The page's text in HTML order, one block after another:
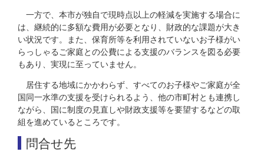
一方で、本市が独自で現時点以上の軽減を実施する場合に
は、継続的に多額な費用が必要となり、財政的な課題が大き
い状況です。また、保育所等を利用されていないお子様がい
らっしゃるご家庭との公費による支援のバランスを図る必要
もあり、実現に至っていません。
居住する地域にかかわらず、すべてのお子様やご家庭が全
国同一水準の支援を受けられるよう、他の市町村とも連携し
ながら、国に制度の見直しや財政支援等を要望するなどの取
組を進めているところです。
問合せ先